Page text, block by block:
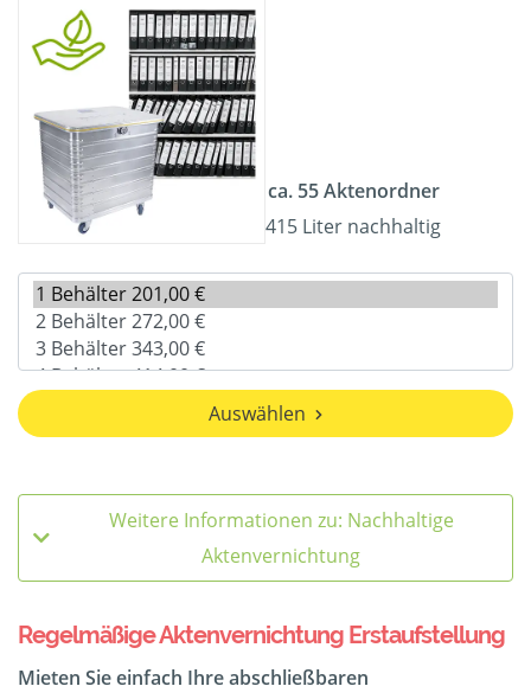
ca. 55 Aktenordner
415 Liter nachhaltig
Auswählen
Weitere Informationen zu: Nachhaltige
Aktenvernichtung
Regelmäßige Aktenvernichtung Erstaufstellung
Mieten Sie einfach Ihre abschließbaren